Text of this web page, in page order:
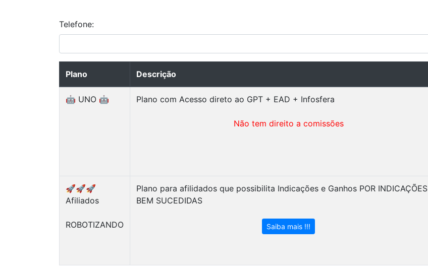
Telefone:
Plano Descrição
🤖 UNO 🤖 Plano com Acesso direto ao GPT + EAD + Infosfera
Não tem direito a comissões
🚀🚀🚀
Afiliados
ROBOTIZANDO
Plano para afilidados que possibilita Indicações e Ganhos POR INDICAÇÕES
BEM SUCEDIDAS
Saiba mais !!!